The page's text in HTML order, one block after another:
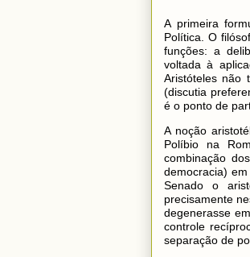
A primeira
Política. O
funções: a
voltada à
Aristóteles não
(discutia
é o ponto de
A noção
Políbio na
combinação
democracia)
Senado o
precisamente
degenerasse
controle
separação de